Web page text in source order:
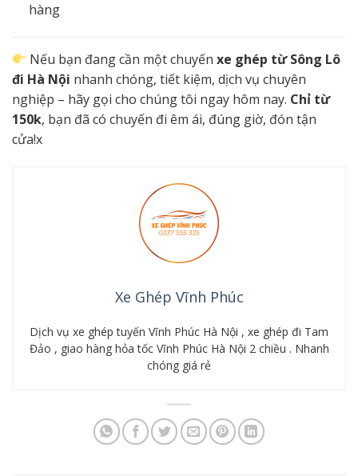
hàng
Nếu bạn đang cần một chuyếnxe ghép từ Sông Lô
đi Hà Nội nhanh chóng, tiết kiệm, dịch vụ chuyên
nghiệp – hãy gọi cho chúng tôi ngay hôm nay. Chỉ từ
150k, bạn đã có chuyến đi êm ái, đúng giờ, đón tận
cửa!x
Xe Ghép Vĩnh Phúc
Dịch vụ xe ghép tuyến Vĩnh Phúc Hà Nội , xe ghép đi Tam
Đảo , giao hàng hỏa tốc Vĩnh Phúc Hà Nội 2 chiều . Nhanh
chóng giá rẻ